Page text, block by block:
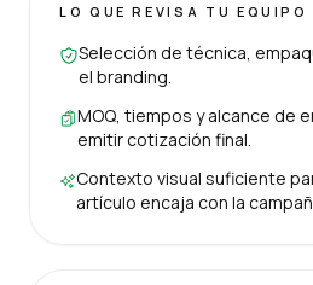
LO QUE REVISA TU EQUIPO
Selección de técnica,
el branding.
MOQ, tiempos y alcance de
emitir cotización final.
Contexto visual suficiente
artículo encaja con la